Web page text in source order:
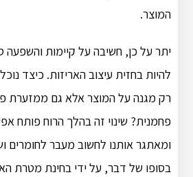
המוצר.
יתר על כן, חשיבה על קיימות והשפעה
להיות בחזית עיצוב האריזות. כיצד
רק מגנה על המוצר אלא גם ממזערת
פחמנית?שינוי זה בהלך הרוח פותח
ומאתגר אותנו לחשוב מעבר לחומרים
בסופו של דבר, על ידי בחינת מטרת